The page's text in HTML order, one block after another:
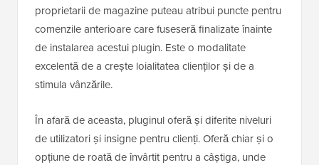
proprietarii de magazine puteau atribui puncte pentru
comenzile anterioare care fuseseră finalizate înainte
de instalarea acestui plugin. Este o modalitate
excelentă de a crește loialitatea clienților și de a
stimula vânzările.
În afară de aceasta, pluginul oferă și diferite niveluri
de utilizatori și insigne pentru clienți. Oferă chiar și o
opțiune de roată de învârtit pentru a câștiga, unde